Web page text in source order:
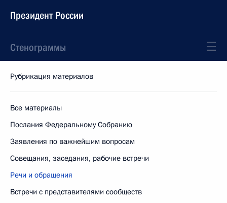
Президент России
Стенограммы
Рубрикация материалов
Все материалы
Послания Федеральному Собранию
Заявления по важнейшим вопросам
Совещания, заседания, рабочие встречи
Речи и обращения
Встречи с представителями сообществ